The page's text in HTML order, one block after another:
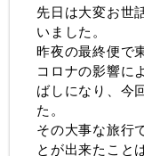
先日は大変お世
いました。
昨夜の最終便で
コロナの影響に
ばしになり、今
た。
その大事な旅行
とが出来たこと